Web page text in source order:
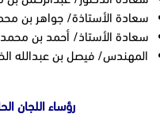
سعادة الأستاذة/ جواهر بن
سعادة الأستاذ/ أحمد بن
المهندس/ فيصل بن عبدالله
رؤساء اللجان